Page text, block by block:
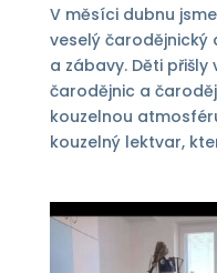
V měsíci dubnu
veselý čarodějnický
a zábavy. Děti
čarodějnic a
kouzelnou
kouzelný lektvar,